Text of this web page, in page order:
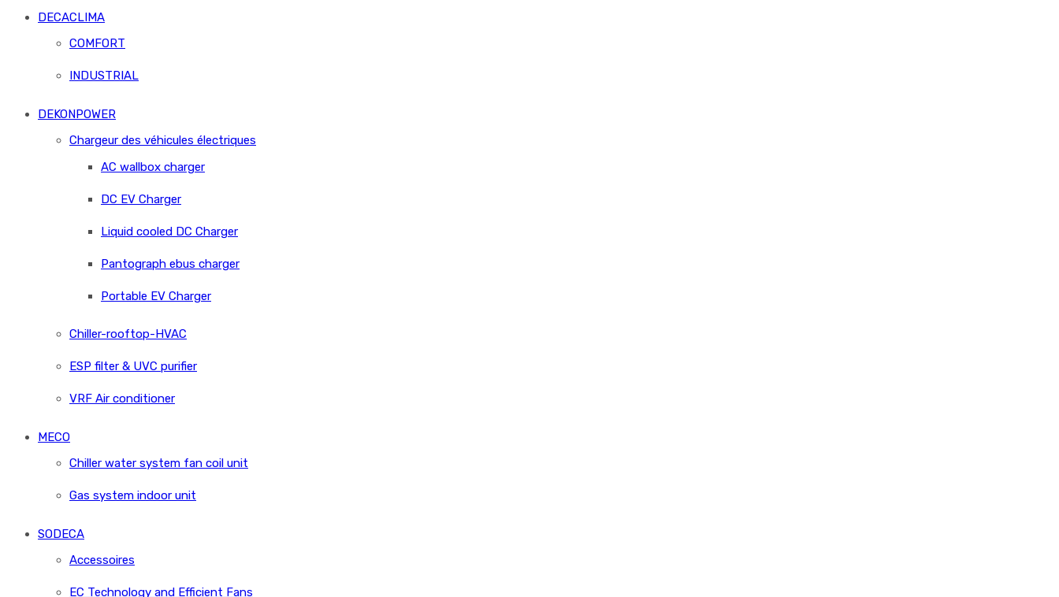
DECACLIMA
COMFORT
INDUSTRIAL
DEKONPOWER
Chargeur des véhicules électriques
AC wallbox charger
DC EV Charger
Liquid cooled DC Charger
Pantograph ebus charger
Portable EV Charger
Chiller-rooftop-HVAC
ESP filter & UVC purifier
VRF Air conditioner
MECO
Chiller water system fan coil unit
Gas system indoor unit
SODECA
Accessoires
EC Technology and Efficient Fans